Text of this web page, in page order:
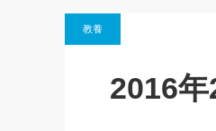
2026.08.7
強い会社を築
日本レーザー
ロ
教養
2016